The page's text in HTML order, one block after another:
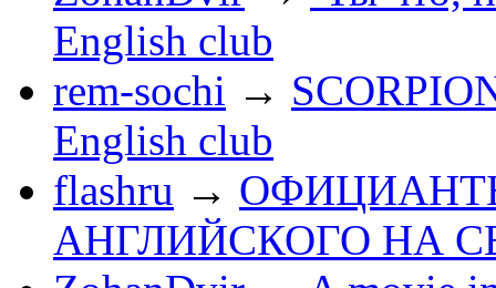
English club
rem-sochi →
English club
flashru →
АНГЛИЙСКОГО НА